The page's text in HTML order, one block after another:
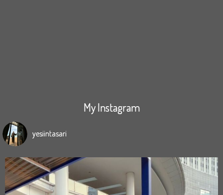
My Instagram
yesiintasari